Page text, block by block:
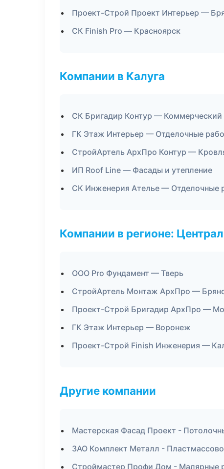
Проект-Строй Проект Интерьер —
СК Finish Pro — Красноярск
Компании в Калуга
СК Бригадир Контур — Коммерческий
ГК Этаж Интерьер — Отделочные
СтройАртель АрхПро Контур —
ИП Roof Line — Фасады и утепление
СК Инженерия Ателье — Отделочные
Компании в регионе:
ООО Pro Фундамент — Тверь
СтройАртель Монтаж АрхПро —
Проект-Строй Бригадир АрхПро —
ГК Этаж Интерьер — Воронеж
Проект-Строй Finish Инженерия —
Другие компании
Мастерская Фасад Проект -
ЗАО Комплект Металл -
Строймастер Профи Дом - Малярные